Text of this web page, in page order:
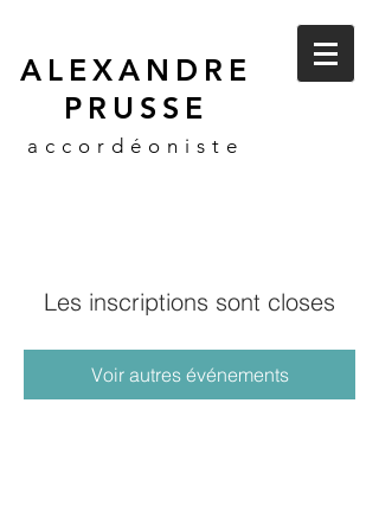
ALEXANDRE
PRUSSE
accordéoniste
Les inscriptions sont closes
Voir autres événements